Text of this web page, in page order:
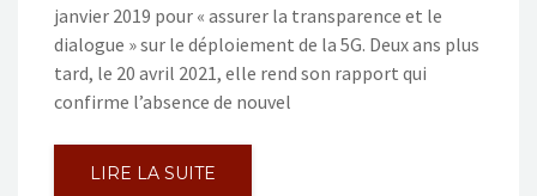
janvier 2019 pour « assurer la transparence et le
dialogue » sur le déploiement de la 5G. Deux ans plus
tard, le 20 avril 2021, elle rend son rapport qui
confirme l’absence de nouvel
LIRE LA SUITE